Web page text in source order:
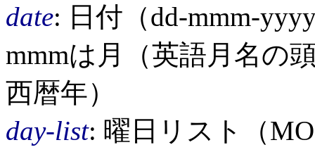
date: 日付（dd-mmm-
mmmは月（英語月名の
西暦年）
day-list: 曜日リスト（